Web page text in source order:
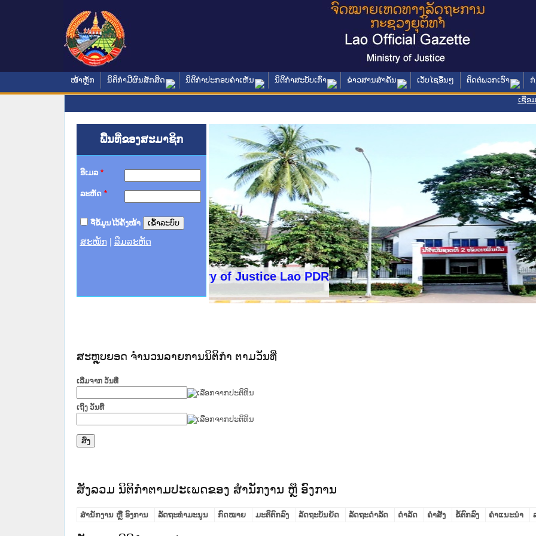
ໜ້າຫຼັກ ນິຕິກໍາມີຜົນສັກສິດ ນິຕິກໍາປະກອບຄໍາເຫັນ ນິຕິກໍາສະບັບເກົ່າ ຂ່າວສານສໍາຄັນ ເວັບໄຊອື່ນໆ ຕິດຕໍ່ພວກເຮົາ
ເຊື່ອ
ພື້ນທີ່ຂອງສະມາຊິກ
ອີເມລ *
ລະຫັດ *
ຈື່ຂໍ້ມູນໄວ້ຄັ້ງໜ້າ
ສະໝັກ ລືມລະຫັດ
Ministry of Justice Lao PDR
ານສະພາປະຊາຊົນ ພາກເໜືອ
ທາງລັດຖະການ
ສຳລັບ ພາກກາງ
ສຳລັບ ພາກໃຕ້
ວິທະຍາຄານຕຳຫຼວດປະຊາຊົນ
ວິທະຍາຄານສັນຕິບານປະຊາຊົນ
າຍເຫດທາງລັດຖະການໃຫ້ຜູ້ປະສານງານ
ຂັ້ນແຂວງພາກເໜືອ
ານສະພາປະຊາຊົນ ພາກກາງ
ສະຫຼຸບຍອດ ຈໍານວນລາຍການນິຕິກໍາ ຕາມວັນທີ່
ເລີ່ມຈາກ ວັນທີ່
ເຖິງ ວັນທີ່
ສັງລວມ ນິຕິກໍາຕາມປະເພດຂອງ ສໍານັກງານ ຫຼື ອົງການ
ສໍານັກງານ ຫຼື ອົງການ ລັດຖະທໍາມະນູນ ກົດໝາຍ ມະຕິຕົກລົງ ລັດຖະບັນຍັດ ລັດຖະດໍາລັດ ດໍາລັດ ຄໍາສັ່ງ ຂໍ້ຕົກລົງ ຄໍາແນະນໍາ